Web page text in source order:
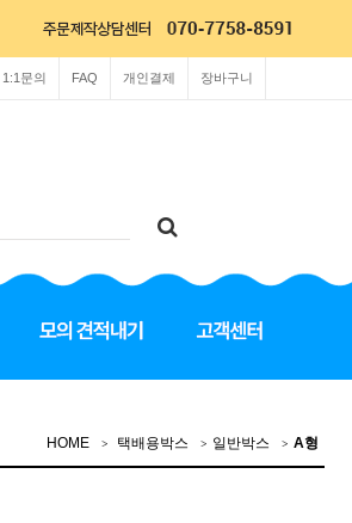
장바구니
개인결제
FAQ
1:1문의
HOME 택배용박스 일반박스 A형